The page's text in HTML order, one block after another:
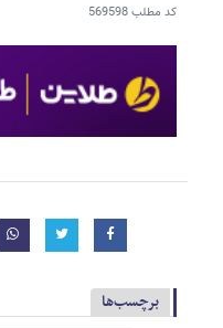
کد مطلب569598
برچسب‌ها